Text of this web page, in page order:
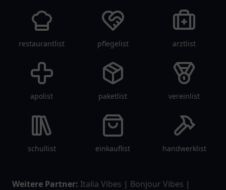
restaurantlist pflegelist arztlist
apolist paketlist vereinlist
schullist einkauflist handwerklist
Weitere Partner: Italia Vibes | Bonjour Vibes |